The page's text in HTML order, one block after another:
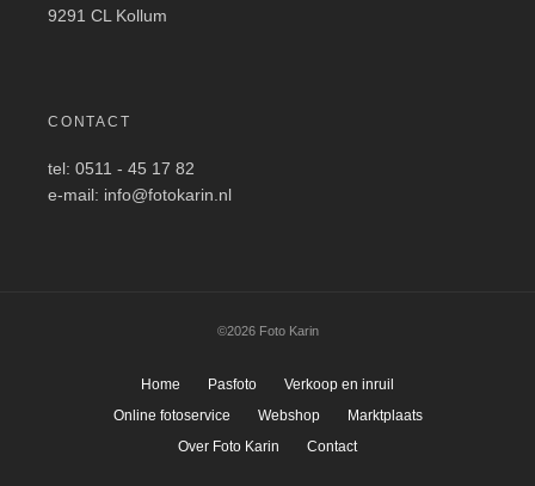
9291 CL Kollum
CONTACT
tel: 0511 - 45 17 82
e-mail: info@fotokarin.nl
©2026 Foto Karin
Home Pasfoto
Verkoop en inruil
Online fotoservice
Webshop
Marktplaats
Over Foto Karin
Contact